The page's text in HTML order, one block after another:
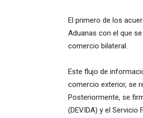
El primero de los
Aduanas con el que
comercio bilateral.
Este flujo de
comercio exterior, se
Posteriormente, se
(DEVIDA) y el